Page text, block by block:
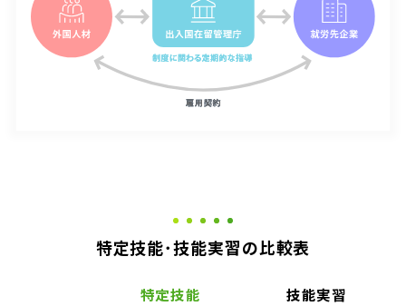
特定技能･技能実習の比較表
特定技能 技能実習